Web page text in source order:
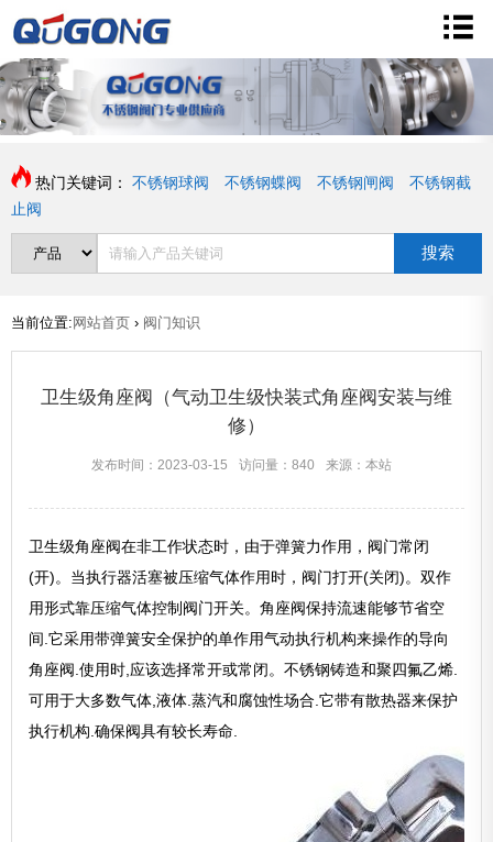
热门关键词： 不锈钢球阀 不锈钢蝶阀 不锈钢闸阀
不锈钢截
止阀
搜索
当前位置: 网站首页 › 阀门知识
卫生级角座阀（气动卫生级快装式角座阀安装与维
修）
发布时间：2023-03-15 访问量：840 来源：本站
卫生级角座阀在非工作状态时，由于弹簧力作用，阀门常闭
(开)。当执行器活塞被压缩气体作用时，阀门打开(关闭)。双作
用形式靠压缩气体控制阀门开关。角座阀保持流速能够节省空
间.它采用带弹簧安全保护的单作用气动执行机构来操作的导向
角座阀.使用时,应该选择常开或常闭。不锈钢铸造和聚四氟乙烯.
可用于大多数气体,液体.蒸汽和腐蚀性场合.它带有散热器来保护
执行机构.确保阀具有较长寿命.